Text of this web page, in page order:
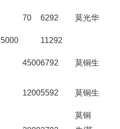
70 6292 莫光华
5000
11292
45006792 莫铜生
12005592 莫铜生
莫铜